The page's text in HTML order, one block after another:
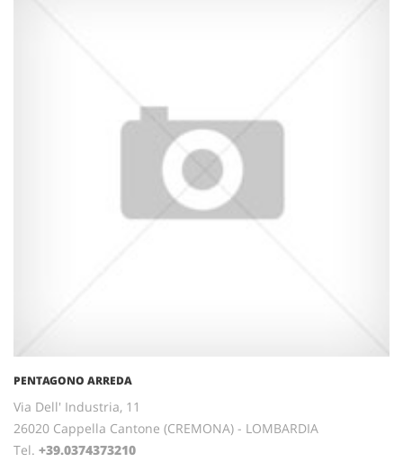
PENTAGONO ARREDA
Via Dell' Industria, 11
26020 Cappella Cantone (CREMONA) - LOMBARDIA
Tel. +39.0374373210